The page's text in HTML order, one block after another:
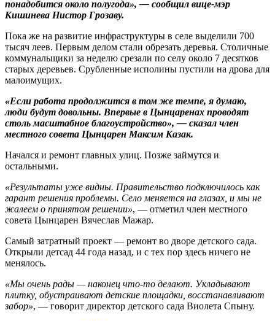
понадобится около полугода», — сообщил вице-мэр
Кишинева Нистор Грозаву.
Пока же на развитие инфраструктуры в селе выделили 700
тысяч леев. Первым делом стали обрезать деревья. Столичные
коммунальщики за неделю срезали по селу около 7 десятков
старых деревьев. Срубленные исполины пустили на дрова для
малоимущих.
«Если работа продолжится в том же темпе, я думаю,
люди будут довольны. Впервые в Цынцаренах проводят
столь масштабное благоустройство», — сказал член
местного совета Цынцарен Максим Казак.
Начался и ремонт главных улиц. Позже займутся и
остальными.
«Результаты уже видны. Правительство подключилось как
гарант решения проблемы. Село меняется на глазах, и мы не
жалеем о принятом решении», — отметил член местного
совета Цынцарен Вячеслав Мажар.
Самый затратный проект — ремонт во дворе детского сада.
Открыли детсад 44 года назад, и с тех пор здесь ничего не
менялось.
«Мы очень рады — наконец что-то делают. Укладывают
плитку, обустраивают детские площадки, восстанавливают
забор», — говорит директор детского сада Виолета Спыну.